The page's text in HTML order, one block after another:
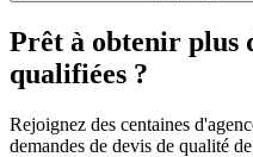
Prêt à obtenir plus
qualifiées ?
Rejoignez des centaines
demandes de devis de qualité